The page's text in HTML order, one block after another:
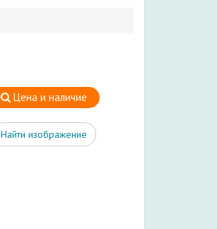
Цена и наличие
Найти изображение